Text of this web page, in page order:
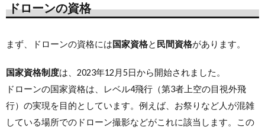
ドローンの資格
まず、ドローンの資格には国家資格と 民間資格があります。
国家資格制度は、2023年12月5日から開始されました。
ドローンの国家資格は、レベル4飛行（第3者上空の目視外飛
行）の実現を目的としています。例えば、お祭りなど人が混雑
している場所でのドローン撮影などがこれに該当します。この